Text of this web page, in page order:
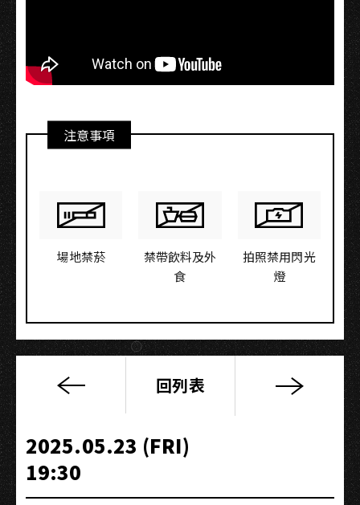
注意事項
場地禁菸
禁帶飲料及外
食
拍照禁用閃光
燈
甜
翰
A
Plus
Tour
回列表
2025.05.23 (FRI)
19:30